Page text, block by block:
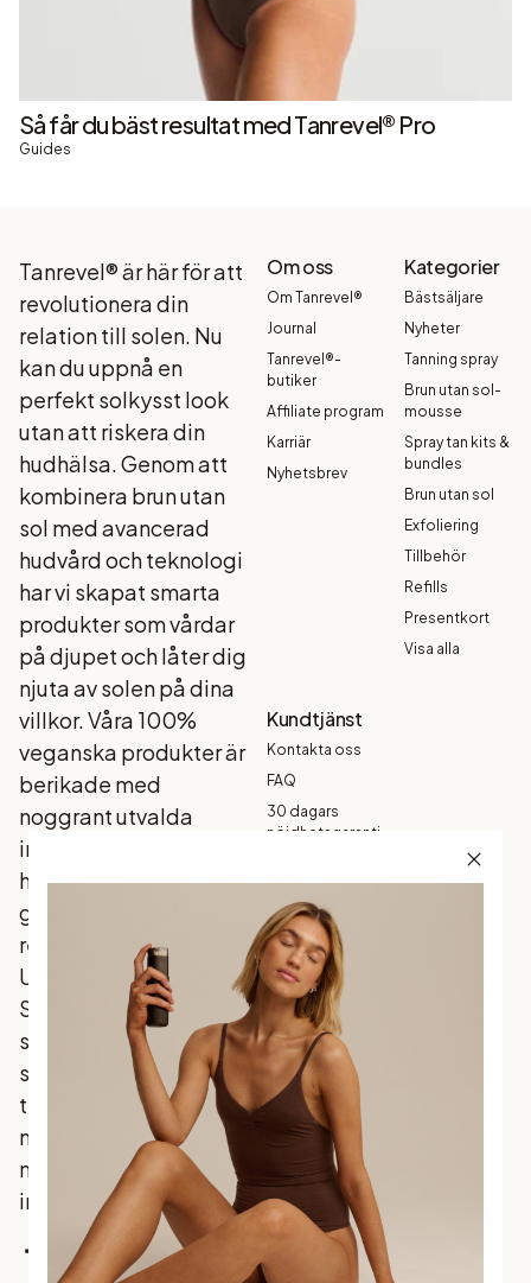
Så får du bäst resultat med Tanrevel® Pro
Guides
Tanrevel® är här för att
revolutionera din
relation till solen. Nu
kan du uppnå en
perfekt solkysst look
utan att riskera din
hudhälsa. Genom att
kombinera brun utan
sol med avancerad
hudvård och teknologi
har vi skapat smarta
produkter som vårdar
på djupet och låter dig
njuta av solen på dina
villkor. Våra 100%
veganska produkter är
berikade med
noggrant utvalda
ingredienser som din
hud älskar, och som
ger ett naturligt
resultat - varje gång.
Upptäck
Skandinaviens mest
sålda brun utan sol
som förenar
traditionella favoriter
med
marknadsledande
innovation.
Facebook
Instagram
TikTok
Om oss
Om Tanrevel®
Journal
Tanrevel®-
butiker
Affiliate program
Karriär
Nyhetsbrev
Kategorier
Bästsäljare
Nyheter
Tanning spray
Brun utan sol-
mousse
Spray tan kits &
bundles
Brun utan sol
Exfoliering
Tillbehör
Refills
Presentkort
Visa alla
Kundtjänst
Kontakta oss
FAQ
30 dagars
nöjdhetsgaranti
Betalning
Frakt och
leverans
Returer och
byten
Integritetspolicy